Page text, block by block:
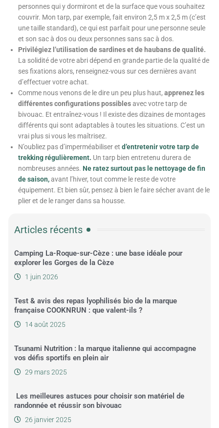
personnes qui y dormiront et de la surface que vous souhaitez
couvrir. Mon tarp, par exemple, fait environ 2,5 m x 2,5 m (c’est
une taille standard), ce qui est parfait pour une personne seule
et son sac à dos ou deux personnes sans sac à dos.
Privilégiez l’utilisation de sardines et de haubans de qualité.
La solidité de votre abri dépend en grande partie de la qualité de
ses fixations alors, renseignez-vous sur ces dernières avant
d’effectuer votre achat.
Comme nous venons de le dire un peu plus haut,apprenez les
différentes configurations possiblesavec votre tarp de
bivouac. Et entraînez-vous ! Il existe des dizaines de montages
différents qui sont adaptables à toutes les situations. C’est un
vrai plus si vous les maîtrisez.
N’oubliez pas d’imperméabiliser etd’entretenir votre tarp de
trekking régulièrement. Un tarp bien entretenu durera de
nombreuses années. Ne ratez surtout pas le nettoyage de fin
de saison,avant l’hiver, tout comme le reste de votre
équipement. Et bien sûr, pensez à bien le faire sécher avant de le
plier et de le ranger dans sa housse.
Articles récents
Camping La-Roque-sur-Cèze : une base idéale pour
explorer les Gorges de la Cèze
1 juin 2026
Test & avis des repas lyophilisés bio de la marque
française COOKNRUN : que valent-ils ?
14 août 2025
Tsunami Nutrition : la marque italienne qui accompagne
vos défis sportifs en plein air
29 mars 2025
Les meilleures astuces pour choisir son matériel de
randonnée et réussir son bivouac
26 janvier 2025